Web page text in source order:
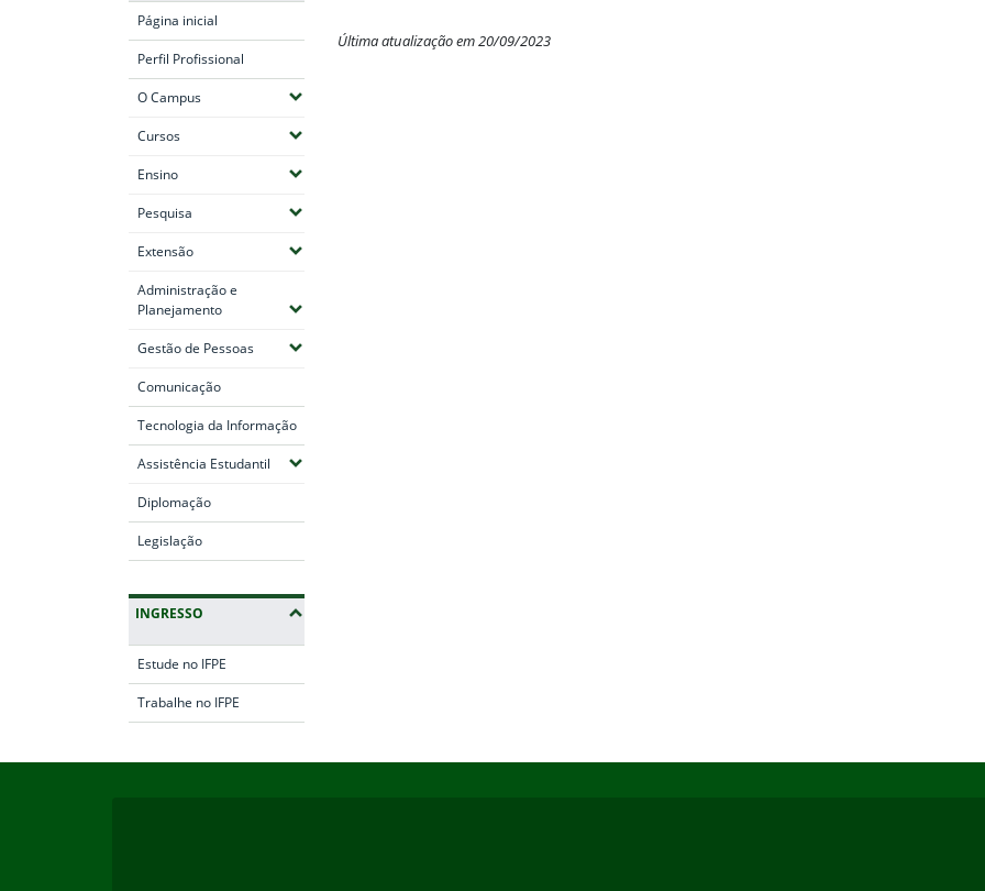
Página inicial
Perfil Profissional
O Campus(Expandir submenus)
Cursos(Expandir submenus)
Ensino(Expandir submenus)
Pesquisa (Expandir submenus)
Extensão(Expandir submenus)
Administração e
Planejamento(Expandir submenus)
Gestão de Pessoas(Expandir submenus)
Comunicação
Tecnologia da Informação
Assistência Estudantil (Expandir submenus)
Diplomação
Legislação
INGRESSO
Estude no IFPE
Trabalhe no IFPE
Última atualização em 20/09/2023